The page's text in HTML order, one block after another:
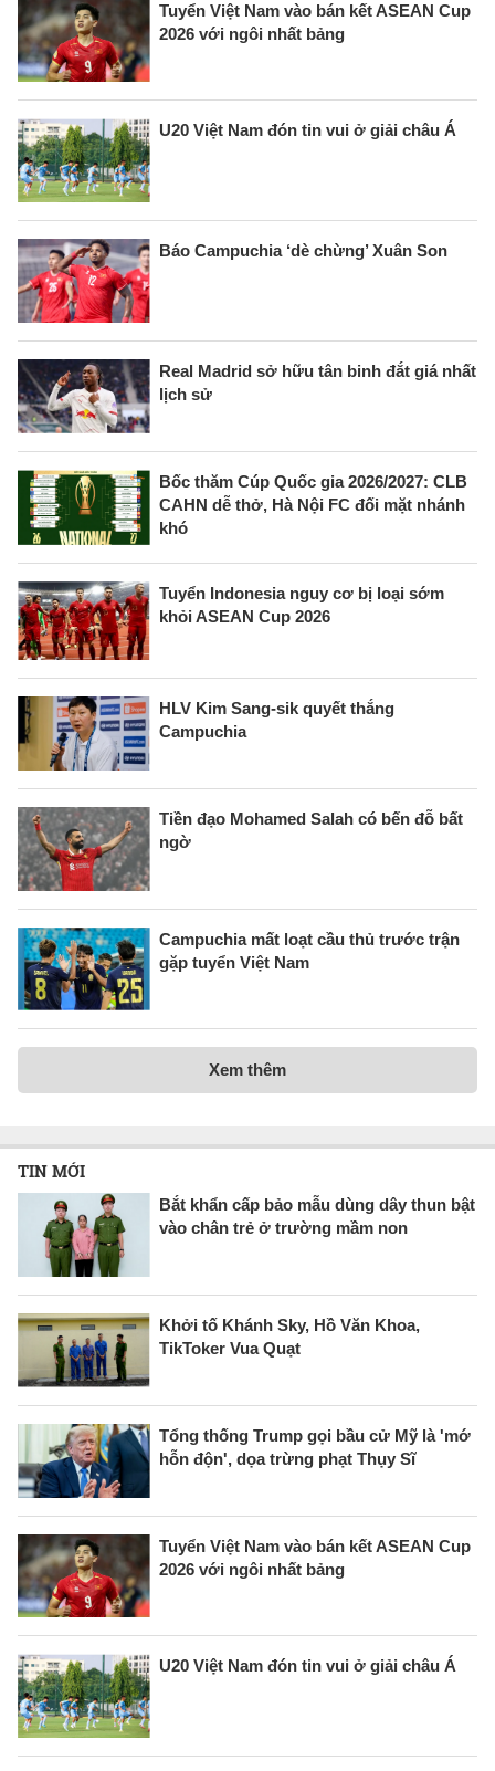
Tuyển Việt Nam vào bán kết ASEAN Cup
2026 với ngôi nhất bảng
U20 Việt Nam đón tin vui ở giải châu Á
Báo Campuchia ‘dè chừng’ Xuân Son
Real Madrid sở hữu tân binh đắt giá nhất
lịch sử
Bốc thăm Cúp Quốc gia 2026/2027: CLB
CAHN dễ thở, Hà Nội FC đối mặt nhánh
khó
Tuyển Indonesia nguy cơ bị loại sớm
khỏi ASEAN Cup 2026
HLV Kim Sang-sik quyết thắng
Campuchia
Tiền đạo Mohamed Salah có bến đỗ bất
ngờ
Campuchia mất loạt cầu thủ trước trận
gặp tuyển Việt Nam
Xem thêm
TIN MỚI
Bắt khẩn cấp bảo mẫu dùng dây thun bật
vào chân trẻ ở trường mầm non
Khởi tố Khánh Sky, Hồ Văn Khoa,
TikToker Vua Quạt
Tổng thống Trump gọi bầu cử Mỹ là 'mớ
hỗn độn', dọa trừng phạt Thụy Sĩ
Tuyển Việt Nam vào bán kết ASEAN Cup
2026 với ngôi nhất bảng
U20 Việt Nam đón tin vui ở giải châu Á